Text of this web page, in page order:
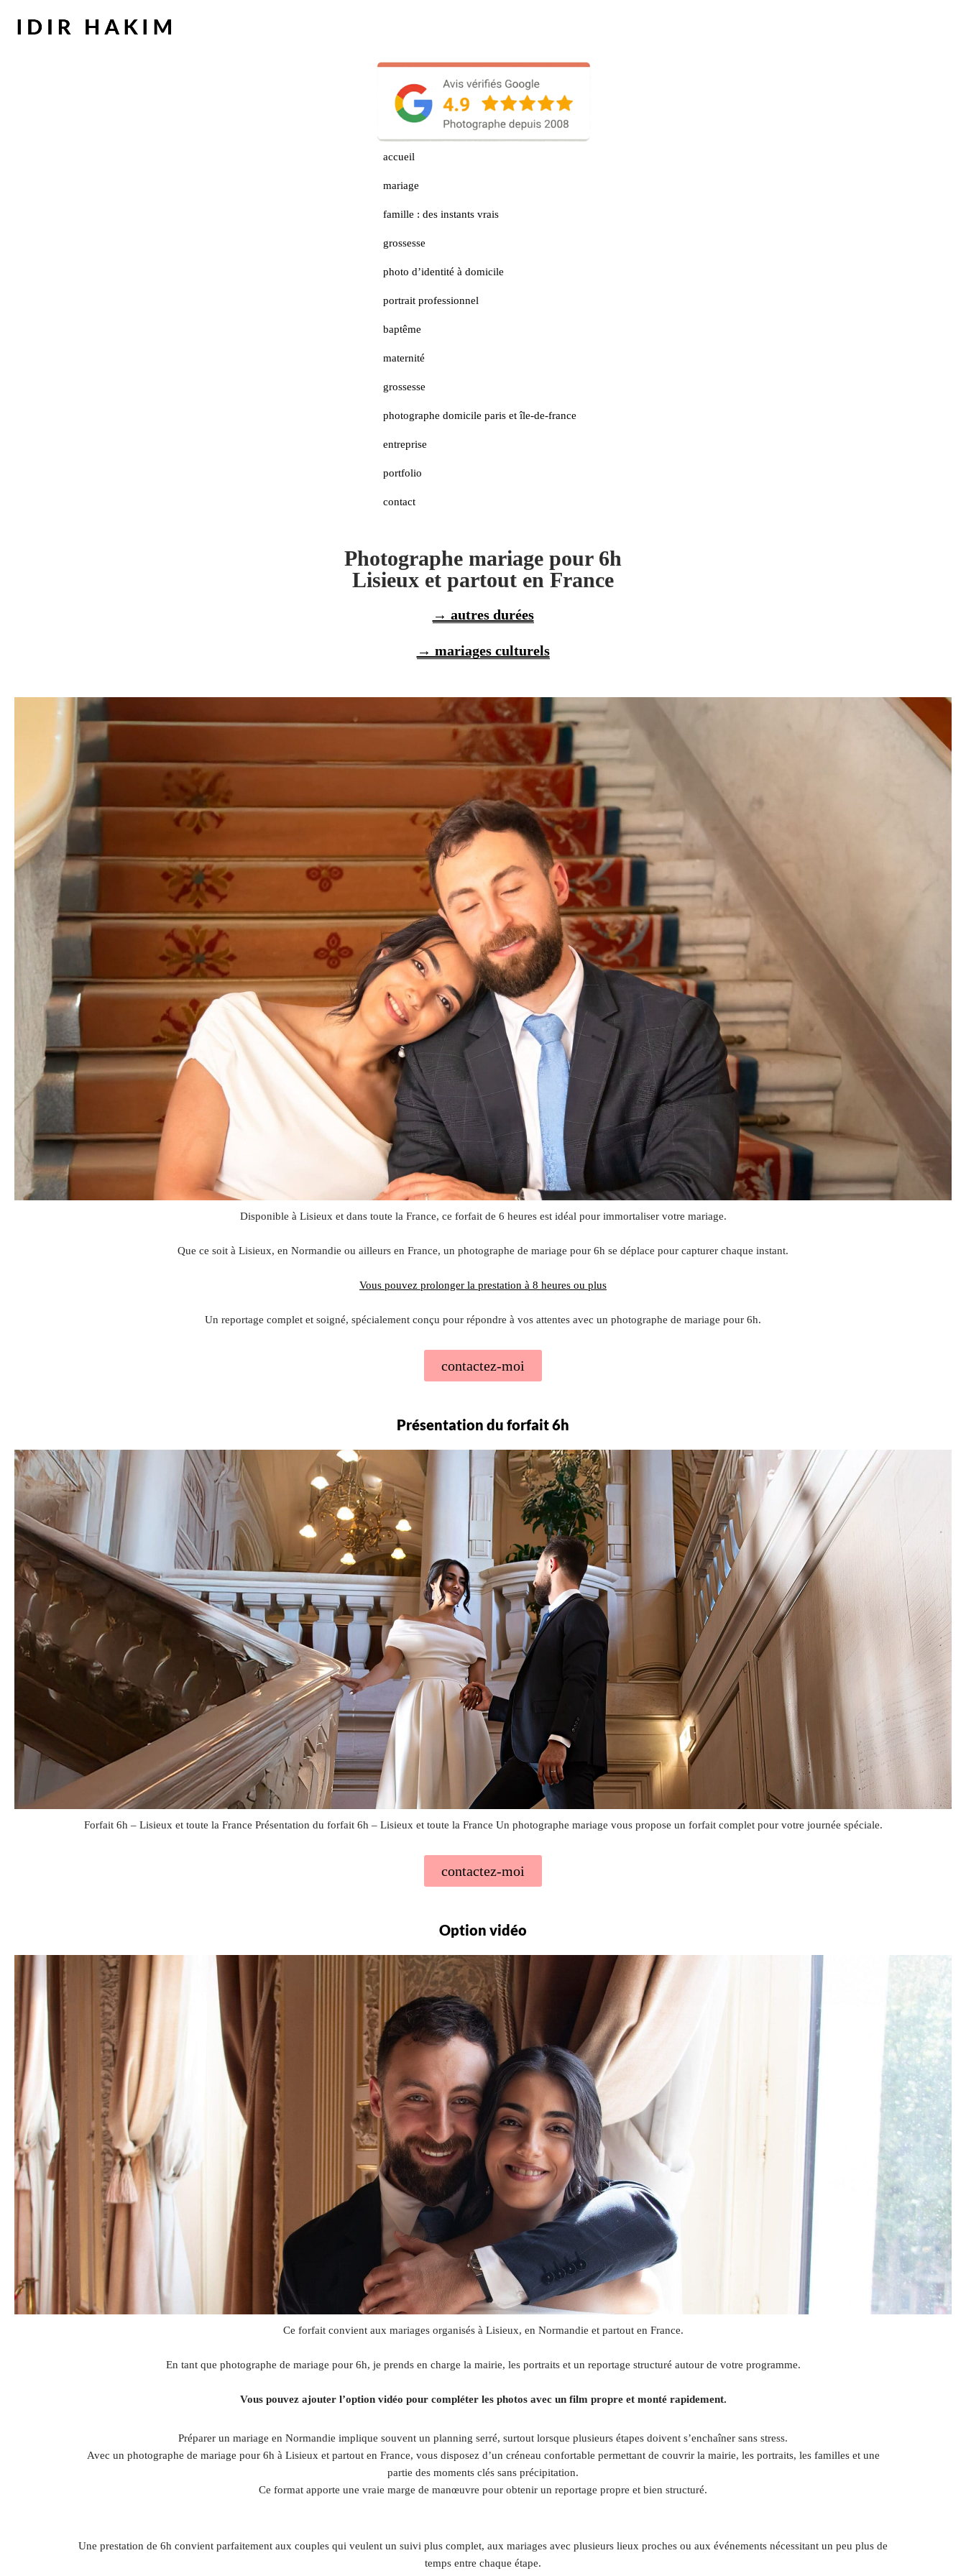
accueil
mariage
famille : des instants vrais
grossesse
photo d’identité à domicile
portrait professionnel
baptême
maternité
grossesse
photographe domicile paris et île-de-france
entreprise
portfolio
contact
Photographe mariage pour 6h
Lisieux et partout en France
→ autres durées
→ mariages culturels
Disponible à Lisieux et dans toute la France, ce forfait de 6 heures est idéal pour immortaliser votre mariage.
Que ce soit à Lisieux, en Normandie ou ailleurs en France, un photographe de mariage pour 6h se déplace pour capturer chaque instant.
Vous pouvez prolonger la prestation à 8 heures ou plus
Un reportage complet et soigné, spécialement conçu pour répondre à vos attentes avec un photographe de mariage pour 6h.
contactez-moi
Présentation du forfait 6h
Forfait 6h – Lisieux et toute la France Présentation du forfait 6h – Lisieux et toute la France Un photographe mariage vous propose un forfait complet pour votre journée spéciale.
contactez-moi
Option vidéo
Ce forfait convient aux mariages organisés à Lisieux, en Normandie et partout en France.
En tant que photographe de mariage pour 6h, je prends en charge la mairie, les portraits et un reportage structuré autour de votre programme.
Vous pouvez ajouter l’option vidéo pour compléter les photos avec un film propre et monté rapidement.
Préparer un mariage en Normandie implique souvent un planning serré, surtout lorsque plusieurs étapes doivent s’enchaîner sans stress.
Avec un photographe de mariage pour 6h à Lisieux et partout en France, vous disposez d’un créneau confortable permettant de couvrir la mairie, les portraits, les familles et une
partie des moments clés sans précipitation.
Ce format apporte une vraie marge de manœuvre pour obtenir un reportage propre et bien structuré.
Une prestation de 6h convient parfaitement aux couples qui veulent un suivi plus complet, aux mariages avec plusieurs lieux proches ou aux événements nécessitant un peu plus de
temps entre chaque étape.